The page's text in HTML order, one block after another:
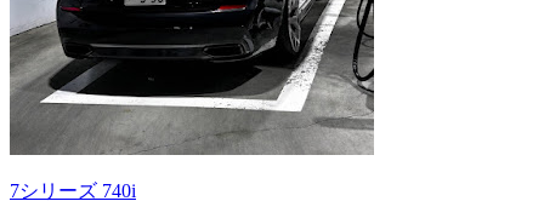
7シリーズ 740i